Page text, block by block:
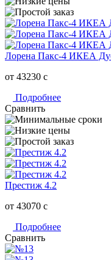
Лорена Пакс-4 ИКЕА
от 43230 c
Подробнее
Сравнить
Престиж 4.2
от 43070 c
Подробнее
Сравнить